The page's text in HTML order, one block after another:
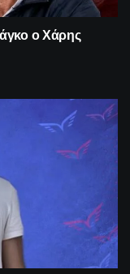
ο Χάρης